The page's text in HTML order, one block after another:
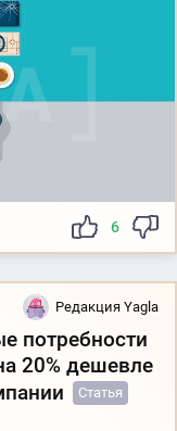
6
Редакция Yagla
потребности
20% дешевле
Статья